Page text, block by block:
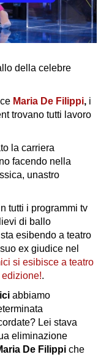
della celebre
Maria De Filippi, i
trovano tutti lavoro
la carriera
facendo nella
unastro
tutti i programmi tv
di ballo
esibendo a teatro
ex giudice nel
si esibisce a teatro
.
abbiamo
Lei stava
eliminazione
De Filippi che